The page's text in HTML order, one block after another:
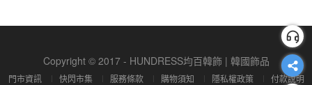
Copyright © 2017 - HUNDRESS均百韓飾 | 韓國飾品
門市資訊 快閃市集 服務條款 購物須知 隱私權政策 付款說明